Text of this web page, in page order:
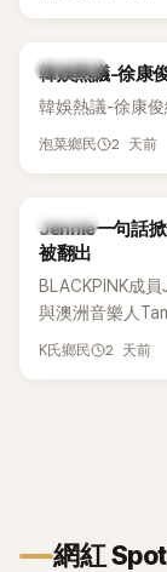
熱議討論
韓娛熱議-徐康
韓娛熱議-徐康
泡菜鄉民 2 天前
K-POP
Jennie一句話
被翻出
BLACKPINK成
與澳洲音樂人
Remix）〉的幕
K氏鄉民 2 天前
網紅